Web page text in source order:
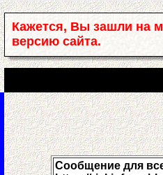
Кажется, Вы зашли на
версию сайта.
Сообщение для